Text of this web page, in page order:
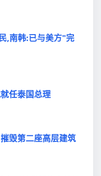
,南韩:已与美方"完
任泰国总理
毁第二座高层建筑